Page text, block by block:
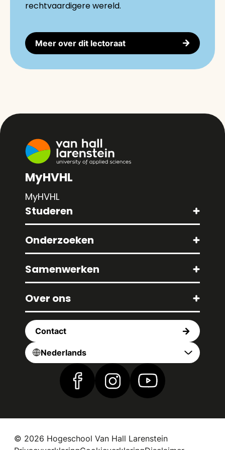
rechtvaardigere wereld.
Meer over dit lectoraat
MyHVHL
MyHVHL
Studeren
Onderzoeken
Samenwerken
Over ons
Contact
Nederlands
Vind ons op Facebook
Vind ons op Instagram
Vind ons op
© 2026 Hogeschool Van Hall Larenstein